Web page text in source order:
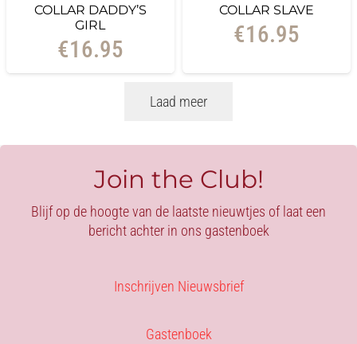
COLLAR DADDY’S
GIRL
€16.95
COLLAR SLAVE
€16.95
Laad meer
Join the Club!
Blijf op de hoogte van de laatste nieuwtjes of laat een
bericht achter in ons gastenboek
Inschrijven Nieuwsbrief
Gastenboek